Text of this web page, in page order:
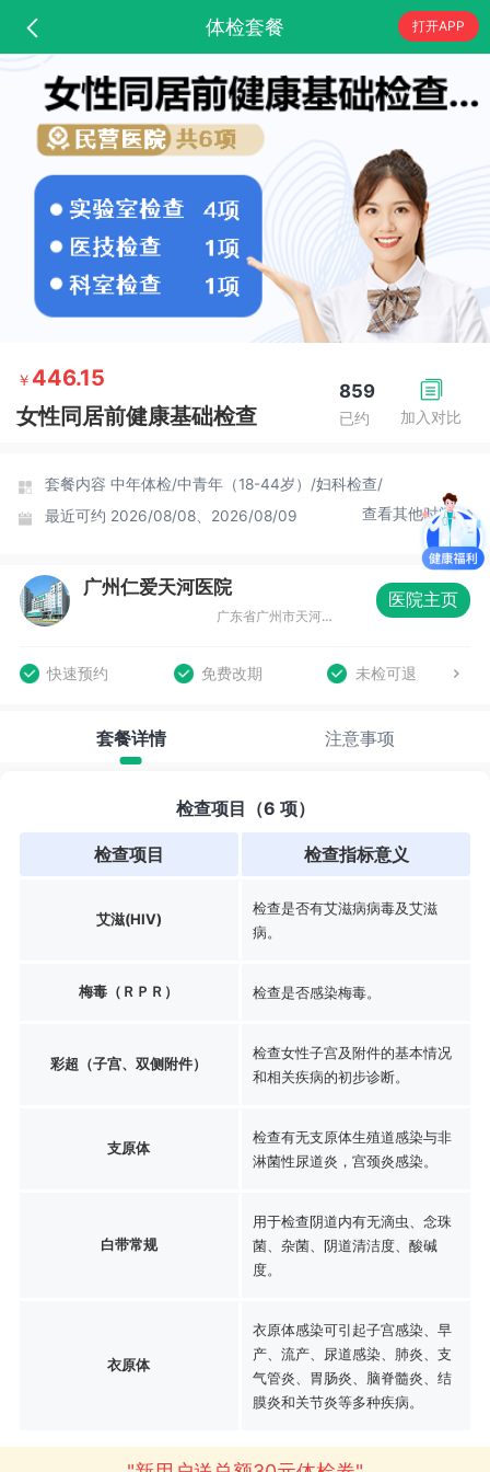
体检套餐 打开APP
加入对比
859
已约
￥ 446.15
女性同居前健康基础检查
套餐内容 中年体检/中青年（18-44岁）/妇科检查/
最近可约 2026/08/08、2026/08/09 查看其他时间
广州仁爱天河医院
广东省广州市天河区天河路108号一楼
医院主页
快速预约 免费改期 未检可退
套餐详情 注意事项
检查项目（6 项）
检查项目 检查指标意义
艾滋(HIV)
检查是否有艾滋病病毒及艾滋
病。
梅毒（ＲＰＲ） 检查是否感染梅毒。
彩超（子宫、双侧附件）
检查女性子宫及附件的基本情况
和相关疾病的初步诊断。
支原体
检查有无支原体生殖道感染与非
淋菌性尿道炎，宫颈炎感染。
白带常规
用于检查阴道内有无滴虫、念珠
菌、杂菌、阴道清洁度、酸碱
度。
衣原体
衣原体感染可引起子宫感染、早
产、流产、尿道感染、肺炎、支
气管炎、胃肠炎、脑脊髓炎、结
膜炎和关节炎等多种疾病。